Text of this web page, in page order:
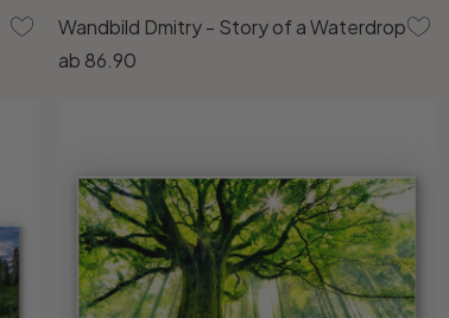
Wandbild Dmitry - Story of a Waterdrop
ab 86.90